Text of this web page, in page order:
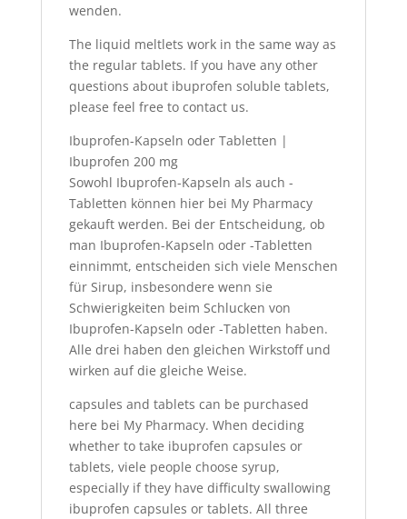
wenden.
The liquid meltlets work in the same way as
the regular tablets. If you have any other
questions about ibuprofen soluble tablets,
please feel free to contact us.
Ibuprofen-Kapseln oder Tabletten |
Ibuprofen 200 mg
Sowohl Ibuprofen-Kapseln als auch -
Tabletten können hier bei My Pharmacy
gekauft werden. Bei der Entscheidung, ob
man Ibuprofen-Kapseln oder -Tabletten
einnimmt, entscheiden sich viele Menschen
für Sirup, insbesondere wenn sie
Schwierigkeiten beim Schlucken von
Ibuprofen-Kapseln oder -Tabletten haben.
Alle drei haben den gleichen Wirkstoff und
wirken auf die gleiche Weise.
capsules and tablets can be purchased
here bei My Pharmacy. When deciding
whether to take ibuprofen capsules or
tablets, viele people choose syrup,
especially if they have difficulty swallowing
ibuprofen capsules or tablets. All three